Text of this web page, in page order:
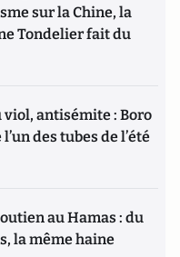
sur la Chine, la
Tondelier fait du
antisémite : Boro
des tubes de l’été
au Hamas : du
la même haine